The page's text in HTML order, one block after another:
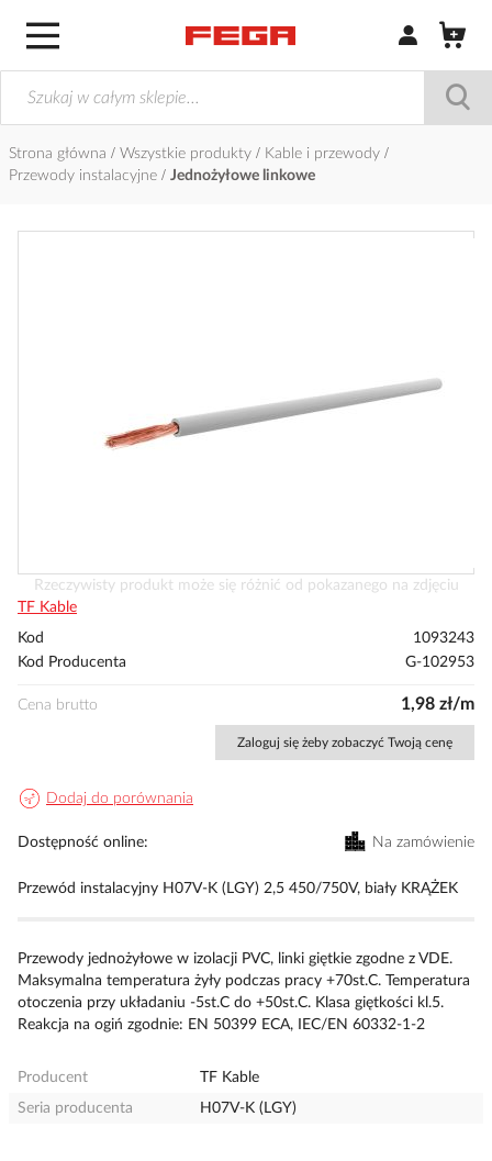
Zaloguj się /
Strona główna Wszystkie produkty
Kable i przewody
Przewody instalacyjne
Jednożyłowe linkowe
Przejdź
na
początek
Rzeczywisty produkt może się różnić od pokazanego na zdjęciu
TF Kable
Kod
1093243
Kod Producenta
G-102953
Cena brutto 1,98 zł/m
Zaloguj się żeby zobaczyć Twoją cenę
Dodaj do porównania
Dostępność online Na zamówienie
Przewód instalacyjny H07V-K (LGY) 2,5 450/750V, biały KRĄŻEK
Przewody jednożyłowe w izolacji PVC, linki giętkie zgodne z VDE.
Maksymalna temperatura żyły podczas pracy +70st.C. Temperatura
otoczenia przy układaniu -5st.C do +50st.C. Klasa giętkości kl.5.
Reakcja na ogiń zgodnie: EN 50399 ECA, IEC/EN 60332-1-2
Producent
TF Kable
Seria producenta
H07V-K (LGY)